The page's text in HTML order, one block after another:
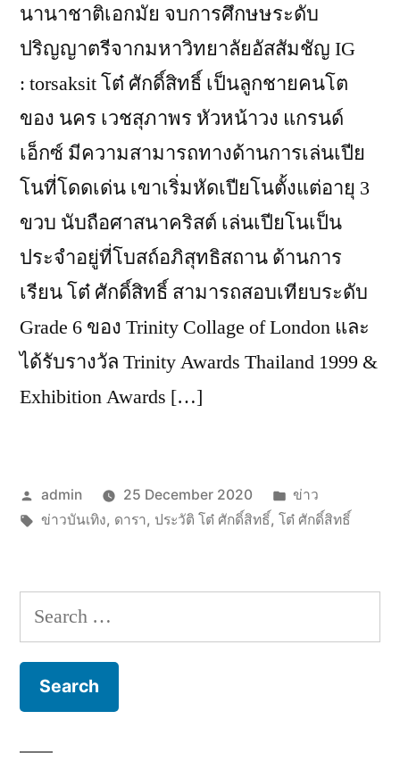
นานาชาติเอกมัย จบการศึกษษระดับ
ปริญญาตรีจากมหาวิทยาลัยอัสสัมชัญ IG
: torsaksit โต๋ ศักดิ์สิทธิ์ เป็นลูกชายคนโต
ของ นคร เวชสุภาพร หัวหน้าวง แกรนด์
เอ็กซ์ มีความสามารถทางด้านการเล่นเปีย
โนที่โดดเด่น เขาเริ่มหัดเปียโนตั้งแต่อายุ 3
ขวบ นับถือศาสนาคริสต์ เล่นเปียโนเป็น
ประจำอยู่ที่โบสถ์อภิสุทธิสถาน ด้านการ
เรียน โต๋ ศักดิ์สิทธิ์ สามารถสอบเทียบระดับ
Grade 6 ของ Trinity Collage of London และ
ได้รับรางวัล Trinity Awards Thailand 1999 &
Exhibition Awards […]
Posted
by
admin 25 December 2020
Posted
in
ข่าว
Tags:
ข่าวบันเทิง, ดารา, ประวัติ โต๋ ศักดิ์สิทธิ์, โต๋ ศักดิ์สิทธิ์
Search
for: